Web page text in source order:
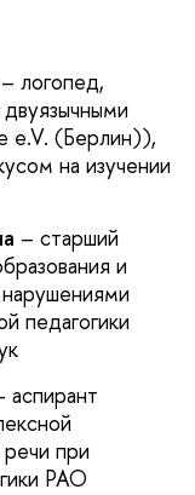
– логопед,
e.V. (Берлин)),
на изучении
– старший
и
педагогики
аспирант
при
РАО